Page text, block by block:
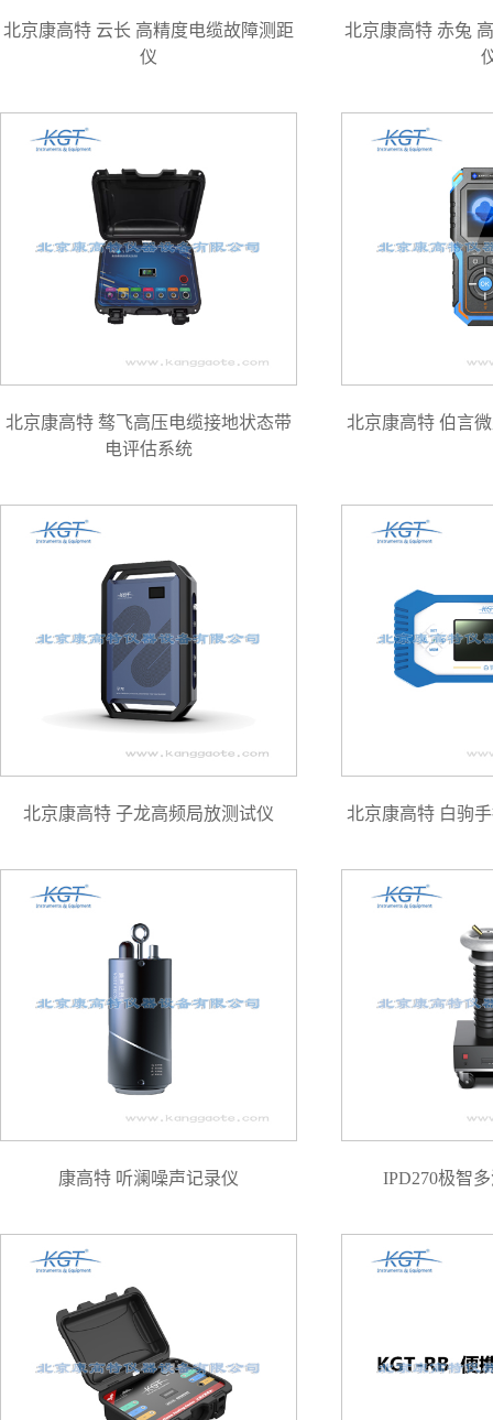
北京康高特 云长 高精度电缆故障测距
仪
北京康高特 赤兔
北京康高特 骜飞高压电缆接地状态带
电评估系统
北京康高特 伯言
北京康高特 子龙高频局放测试仪 北京康高特 白驹
康高特 听澜噪声记录仪 IPD270极智